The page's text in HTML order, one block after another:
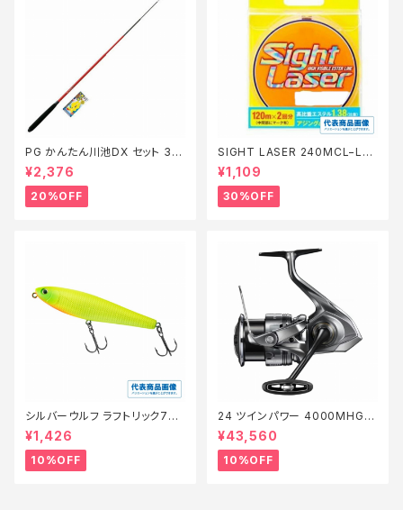
PG かんたん川池DX セット 36
0【特価セット】【20】
¥2,376
20%OFF
SIGHT LASER 240MCL−L75
Q 橙 0.2【特価仕掛】【30】
¥1,109
30%OFF
シルバーウルフ ラフトリック70Ｆ
【スタッフ永徳浜名湖セレクト】
【10】
¥1,426
10%OFF
24 ツインパワー 4000MHG
【継続セール_リール】【10】
¥43,560
10%OFF